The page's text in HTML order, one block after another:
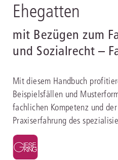
Ehegatten
mit Bezügen zum
und Sozialrecht –
Mit diesem Handbuch
Beispielsfällen und
fachlichen Kompetenz und
Praxiserfahrung des